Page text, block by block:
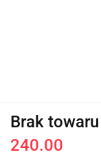
Brak towaru
240.00